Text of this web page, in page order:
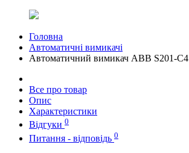
Головна
Автоматичні вимикачі
Автоматичний вимикач ABB S201-С4
Все про товар
Опис
Характеристики
Відгуки 0
Питання - відповідь 0